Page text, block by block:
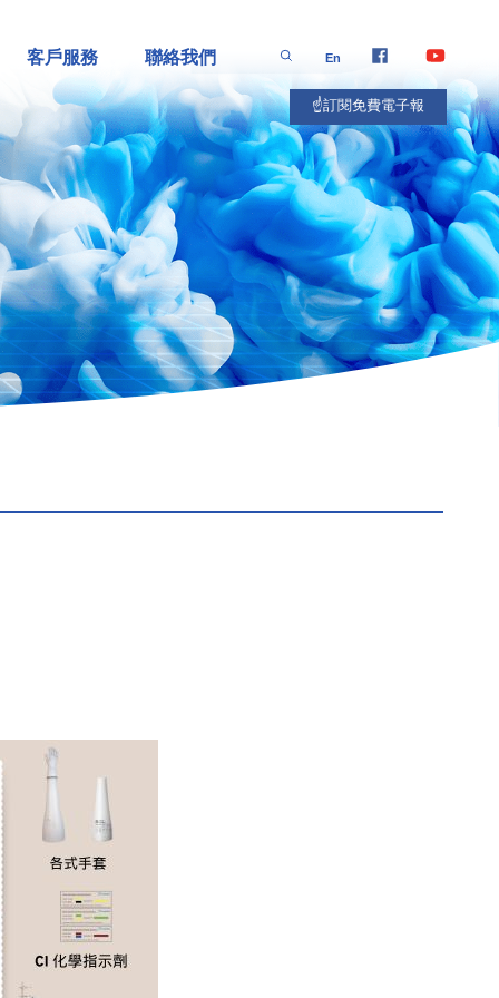
客戶服務 聯絡我們 En
☝️訂閱免費電子報